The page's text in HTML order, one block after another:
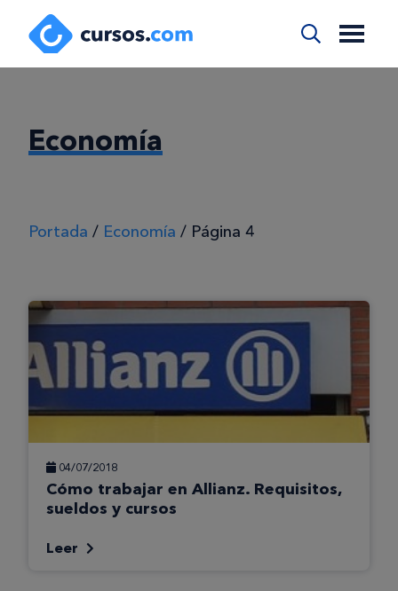
Economía
Portada / Economía / Página 4
04/07/2018
Cómo trabajar en Allianz. Requisitos,
sueldos y cursos
Leer